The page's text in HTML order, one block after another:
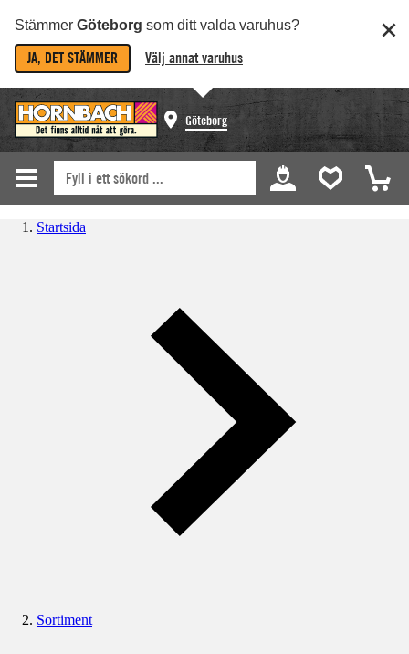
Stämmer Göteborg som ditt valda varuhus?
JA, DET STÄMMER Välj annat varuhus
Göteborg
Startsida
Sortiment